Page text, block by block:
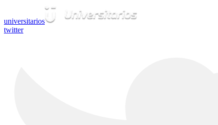
universitarios
twitter